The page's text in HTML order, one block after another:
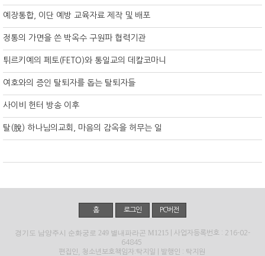
예장통합, 이단 예방 교육자료 제작 및 배포
정통의 가면을 쓴 박옥수 구원파 협력기관
튀르키예의 페토(FETO)와 통일교의 데칼코마니
여호와의 증인 탈퇴자를 돕는 탈퇴자들
사이비 헌터 방송 이후
탈(脫) 하나님의교회, 마음의 감옥을 허무는 일
홈 로그인 PC버전
경기도 남양주시 순화궁로 249 별내파라곤 M1215 | 사업자등록번호 : 216-02-
64845
편집인, 청소년보호책임자:탁지일 | 발행인 : 탁지원